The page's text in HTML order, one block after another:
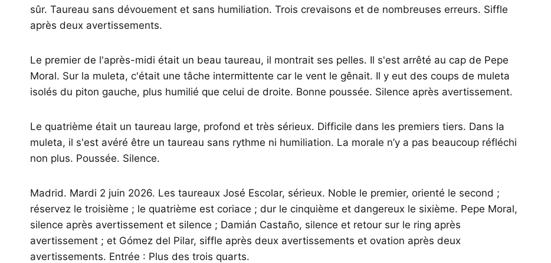
sûr. Taureau sans dévouement et sans humiliation. Trois crevaisons et de nombreuses erreurs. Siffle
après deux avertissements.
Le premier de l'après-midi était un beau taureau, il montrait ses pelles. Il s'est arrêté au cap de Pepe
Moral. Sur la muleta, c'était une tâche intermittente car le vent le gênait. Il y eut des coups de muleta
isolés du piton gauche, plus humilié que celui de droite. Bonne poussée. Silence après avertissement.
Le quatrième était un taureau large, profond et très sérieux. Difficile dans les premiers tiers. Dans la
muleta, il s'est avéré être un taureau sans rythme ni humiliation. La morale n’y a pas beaucoup réfléchi
non plus. Poussée. Silence.
Madrid. Mardi 2 juin 2026. Les taureaux José Escolar, sérieux. Noble le premier, orienté le second ;
réservez le troisième ; le quatrième est coriace ; dur le cinquième et dangereux le sixième. Pepe Moral,
silence après avertissement et silence ; Damián Castaño, silence et retour sur le ring après
avertissement ; et Gómez del Pilar, siffle après deux avertissements et ovation après deux
avertissements. Entrée : Plus des trois quarts.